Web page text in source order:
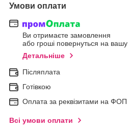
Умови оплати
Ви отримаєте замовлення
або гроші повернуться на вашу
Детальніше
Післяплата
Готівкою
Оплата за реквізитами на
Всі умови оплати